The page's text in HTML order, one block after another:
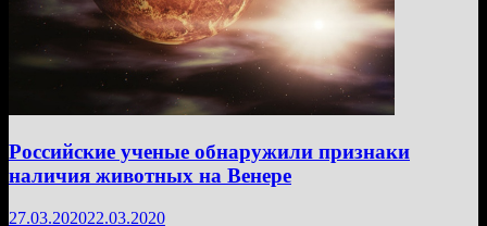
Российские ученые обнаружили признаки
наличия животных на Венере
27.03.202022.03.2020